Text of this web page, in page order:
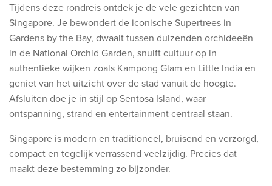
Huwelijksreis
Adults only
Luxury
Bekijk alle thema's
De beste aanbiedingen
IKYK Malta
Dhigali Resort Maldives
Tijdens deze rondreis ontdek je de vele gezichten van
Singapore. Je bewondert de iconische Supertrees in
Gardens by the Bay, dwaalt tussen duizenden orchideeën
in de National Orchid Garden, snuift cultuur op in
authentieke wijken zoals Kampong Glam en Little India en
geniet van het uitzicht over de stad vanuit de hoogte.
Afsluiten doe je in stijl op Sentosa Island, waar
ontspanning, strand en entertainment centraal staan.
Singapore is modern en traditioneel, bruisend en verzorgd,
compact en tegelijk verrassend veelzijdig. Precies dat
maakt deze bestemming zo bijzonder.